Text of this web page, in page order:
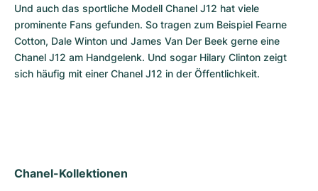
Und auch das sportliche Modell Chanel J12 hat viele
prominente Fans gefunden. So tragen zum Beispiel Fearne
Cotton, Dale Winton und James Van Der Beek gerne eine
Chanel J12 am Handgelenk. Und sogar Hilary Clinton zeigt
sich häufig mit einer Chanel J12 in der Öffentlichkeit.
Chanel-Kollektionen